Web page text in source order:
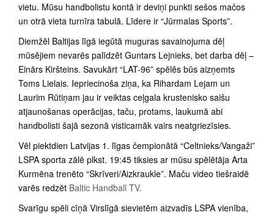
vietu. Mūsu handbolistu kontā ir deviņi punkti sešos mačos
un otrā vieta turnīra tabulā. Līdere ir “Jūrmalas Sports”.
Diemžēl Baltijas līgā iegūtā muguras savainojuma dēļ
mūsējiem nevarēs palīdzēt Guntars Lejnieks, bet darba dēļ –
Einārs Kiršteins. Savukārt “LAT-96” spēlēs būs aizņemts
Toms Lielais. Iepriecinoša ziņa, ka Rihardam Lejam un
Laurim Rūtiņam jau ir veiktas ceļgala krustenisko saišu
atjaunošanas operācijas, taču, protams, laukumā abi
handbolisti šajā sezonā visticamāk vairs neatgriezīsies.
Vēl piektdien Latvijas 1. līgas čempionātā “Celtnieks/Vangaži”
LSPA sporta zālē plkst. 19:45 tiksies ar mūsu spēlētāja Arta
Kurmēna trenēto “Skrīveri/Aizkraukle”. Maču video tiešraidē
varēs redzēt Baltic Handball TV.
Svarīgu spēli cīņā Virslīgā sievietēm aizvadīs LSPA vienība,